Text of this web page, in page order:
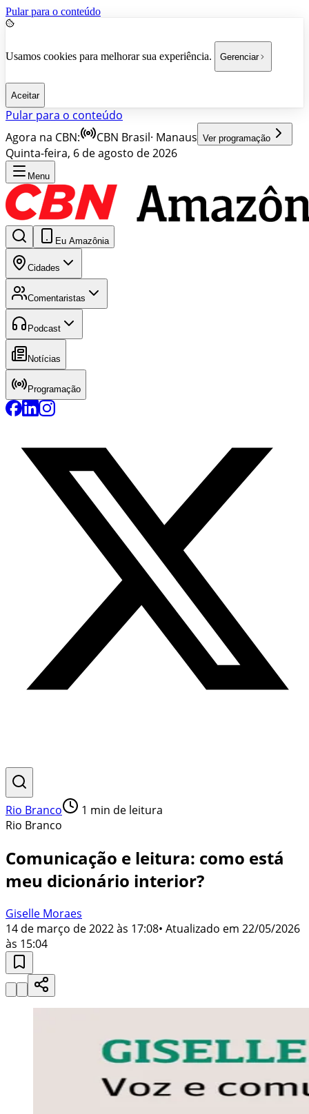
Pular para o conteúdo
Usamos cookies para melhorar sua experiência. Gerenciar
Aceitar
Pular para o conteúdo
Agora na CBN:
CBN Brasil· Manaus Ver programação
Quinta-feira, 6 de agosto de 2026
Menu
Eu Amazônia
Cidades
Comentaristas
Podcast
Notícias
Programação
Rio Branco 1 min de leitura
Rio Branco
Comunicação e leitura: como está
meu dicionário interior?
Giselle Moraes
14 de março de 2022 às 17:08• Atualizado em 22/05/2026
às 15:04